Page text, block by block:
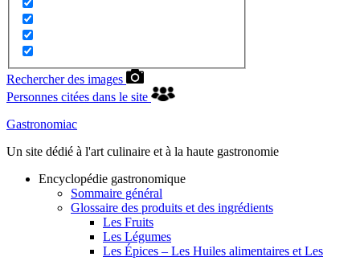
Rechercher des images
Personnes citées dans le site
Gastronomiac
Un site dédié à l'art culinaire et à la haute gastronomie
Encyclopédie gastronomique
Sommaire général
Glossaire des produits et des ingrédients
Les Fruits
Les Légumes
Les Épices – Les Huiles alimentaires et Les